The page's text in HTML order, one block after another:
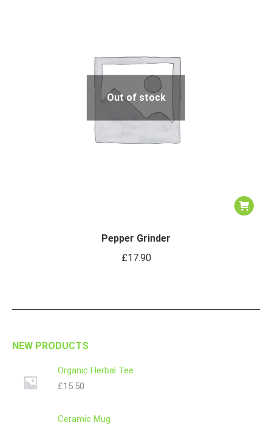
Out of stock
Pepper Grinder
£17.90
NEW PRODUCTS
Organic Herbal Tee
£15.50
Ceramic Mug